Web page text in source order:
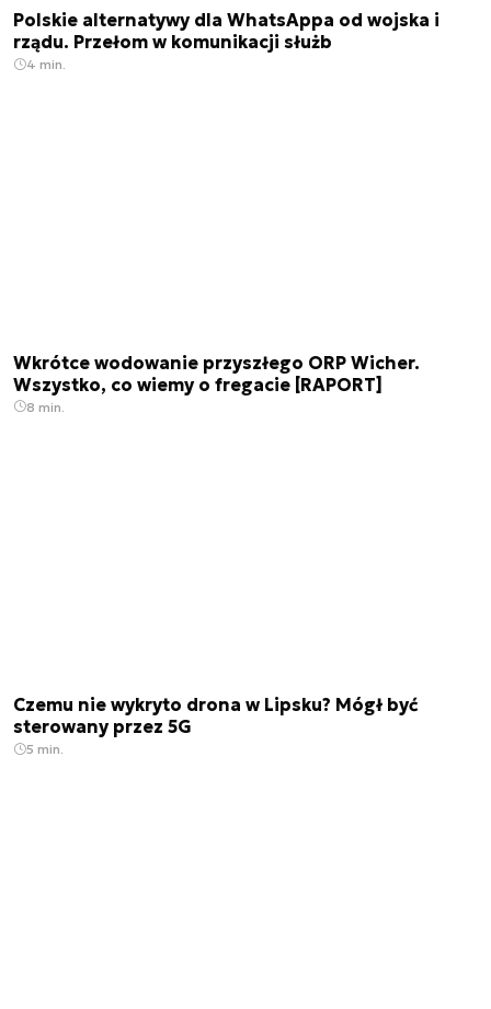
Polskie alternatywy dla WhatsAppa od wojska i
rządu. Przełom w komunikacji służb
4 min.
Wkrótce wodowanie przyszłego ORP Wicher.
Wszystko, co wiemy o fregacie [RAPORT]
8 min.
Czemu nie wykryto drona w Lipsku? Mógł być
sterowany przez 5G
5 min.